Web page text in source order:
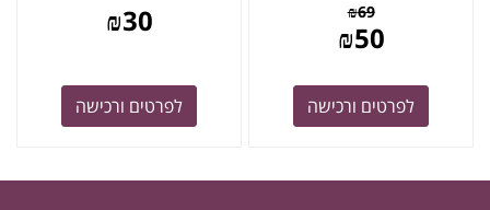
₪69
₪50
לפרטים ורכישה
₪30
לפרטים ורכישה